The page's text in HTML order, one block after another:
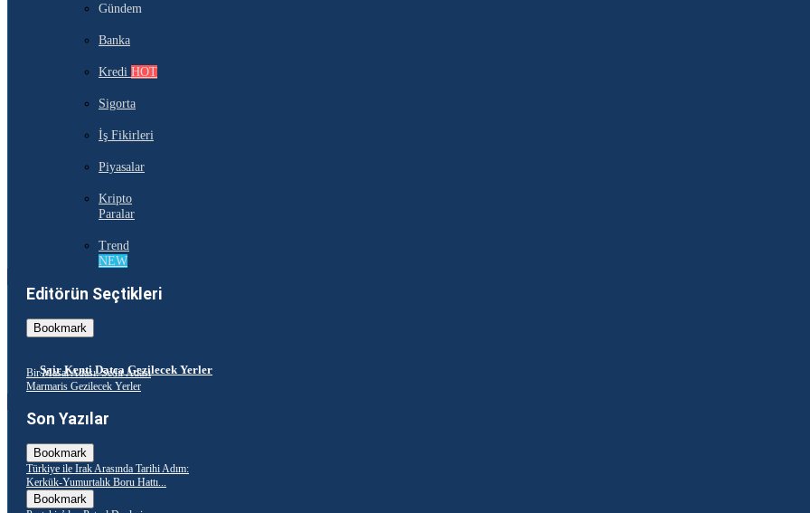
Gündem
Banka
Kredi HOT
Sigorta
İş Fikirleri
Piyasalar
Kripto
Paralar
Trend
NEW
Editörün Seçtikleri
Bookmark
Şair Kenti Datça Gezilecek Yerler
Bir Masal Adası: Sedir Adası
Marmaris Gezilecek Yerler
Son Yazılar
Bookmark
Türkiye ile Irak Arasında Tarihi Adım:
Kerkük-Yumurtalık Boru Hattı...
Bookmark